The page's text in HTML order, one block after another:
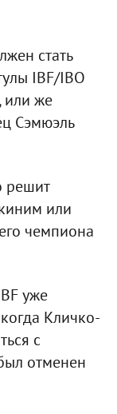
стать
IBF/IBO
или же
Сэмюэль
решит
или
чемпиона
уже
Кличко-
с
отменен